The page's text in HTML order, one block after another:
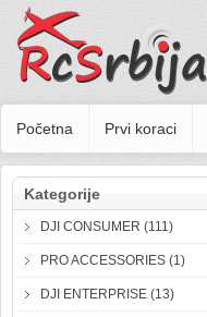
Početna Prvi koraci
Kategorije
DJI CONSUMER (111)
PRO ACCESSORIES (1)
DJI ENTERPRISE (13)